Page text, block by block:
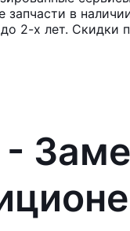
запчасти в
2-х лет. Скидки